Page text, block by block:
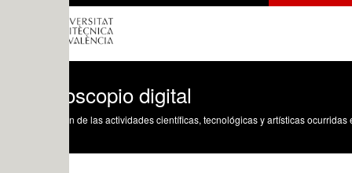
digital
de las actividades científicas, tecnológicas y artísticas ocurridas en los tres